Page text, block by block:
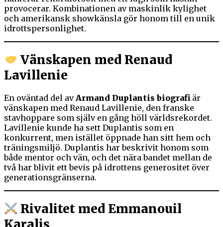
provocerar. Kombinationen av maskinlik kylighet
och amerikansk showkänsla gör honom till en unik
idrottspersonlighet.
Vänskapen med Renaud
Lavillenie
En oväntad del av Armand Duplantis biografi är
vänskapen med Renaud Lavillenie, den franske
stavhoppare som själv en gång höll världsrekordet.
Lavillenie kunde ha sett Duplantis som en
konkurrent, men istället öppnade han sitt hem och
träningsmiljö. Duplantis har beskrivit honom som
både mentor och vän, och det nära bandet mellan de
två har blivit ett bevis på idrottens generositet över
generationsgränserna.
Rivalitet med Emmanouil